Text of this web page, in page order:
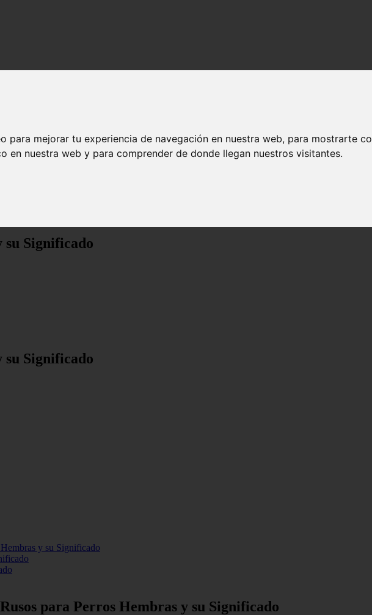
para mejorar tu experiencia de navegación en nuestra web, para mostrarte
en nuestra web y para comprender de donde llegan nuestros visitantes.
su Significado
su Significado
y su Significado
para Perros Hembras y su Significado